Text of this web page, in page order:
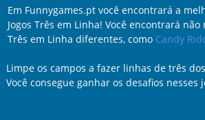
Em Funnygames.pt você encontrará a
Jogos Três em Linha! Você encontrará não
Três em Linha diferentes, como Candy
Limpe os campos a fazer linhas de três
Você consegue ganhar os desafios nesses